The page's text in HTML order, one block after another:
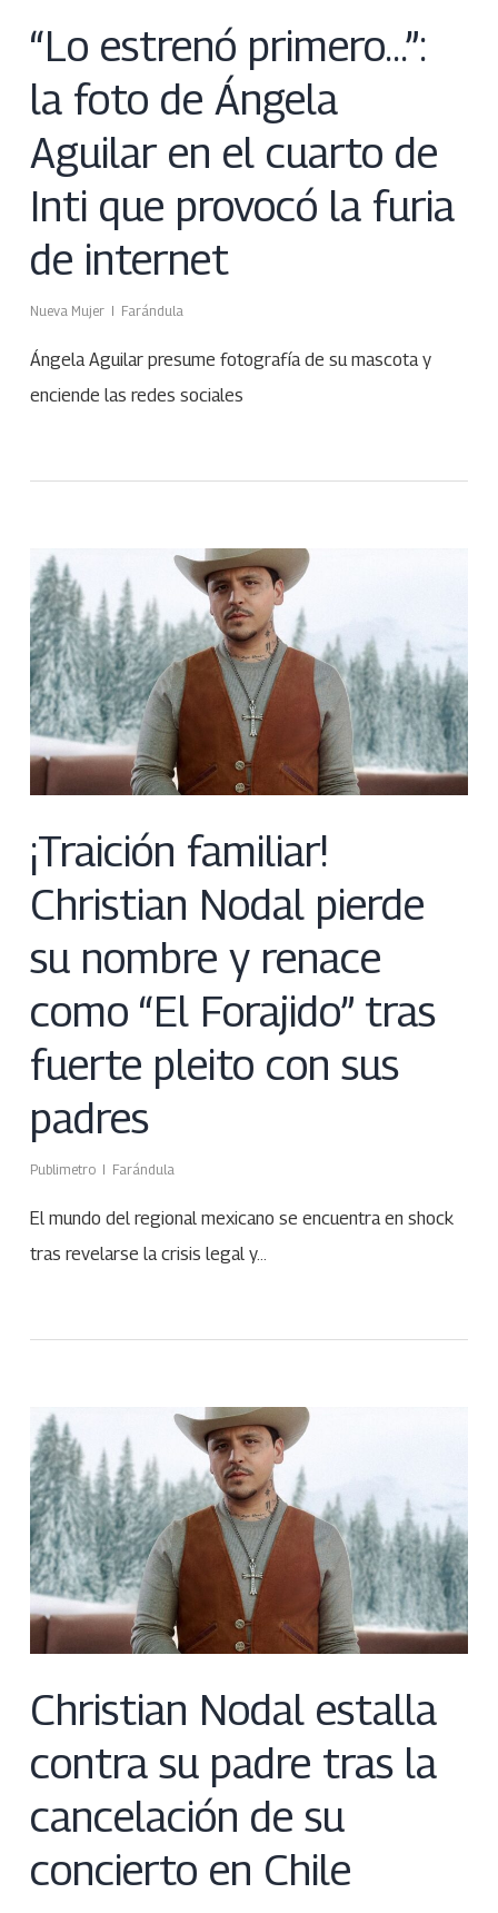
“Lo estrenó primero…”:
la foto de Ángela
Aguilar en el cuarto de
Inti que provocó la furia
de internet
Nueva Mujer Farándula
Ángela Aguilar presume fotografía de su mascota y
enciende las redes sociales
¡Traición familiar!
Christian Nodal pierde
su nombre y renace
como “El Forajido” tras
fuerte pleito con sus
padres
Publimetro Farándula
El mundo del regional mexicano se encuentra en shock
tras revelarse la crisis legal y…
Christian Nodal estalla
contra su padre tras la
cancelación de su
concierto en Chile